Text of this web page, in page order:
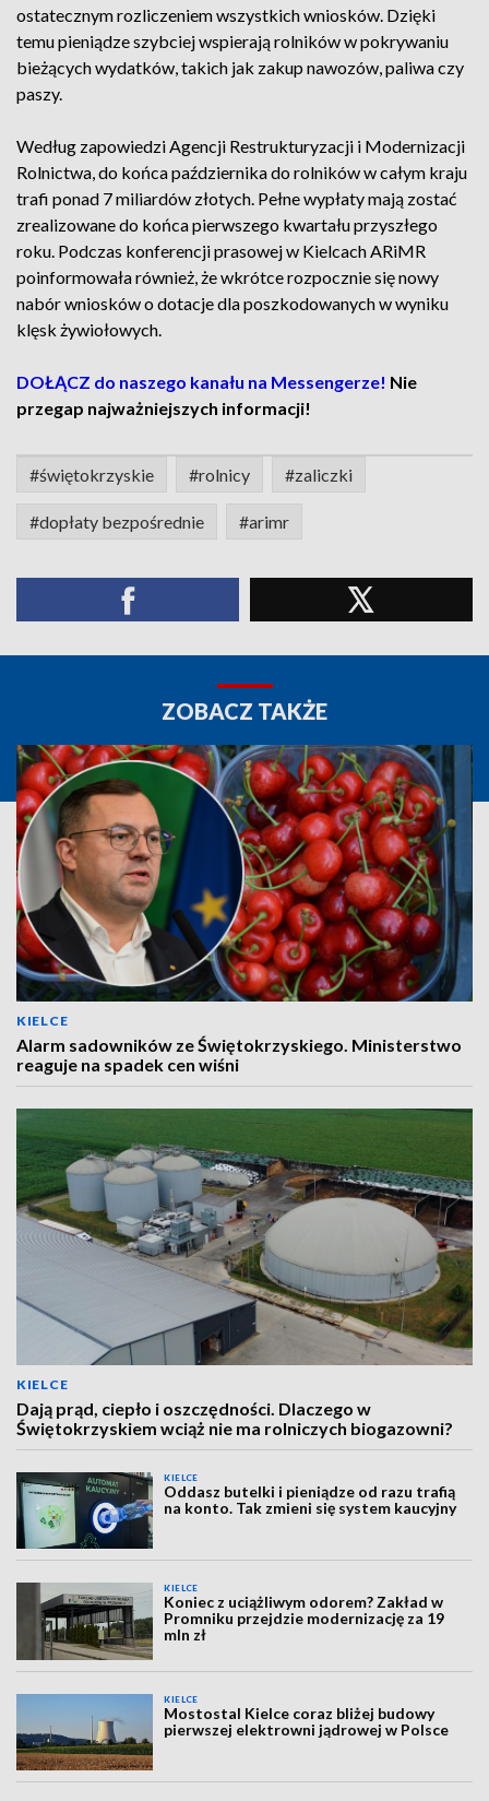
ostatecznym rozliczeniem wszystkich wniosków. Dzięki
temu pieniądze szybciej wspierają rolników w pokrywaniu
bieżących wydatków, takich jak zakup nawozów, paliwa czy
paszy.
Według zapowiedzi Agencji Restrukturyzacji i Modernizacji
Rolnictwa, do końca października do rolników w całym kraju
trafi ponad 7 miliardów złotych. Pełne wypłaty mają zostać
zrealizowane do końca pierwszego kwartału przyszłego
roku. Podczas konferencji prasowej w Kielcach ARiMR
poinformowała również, że wkrótce rozpocznie się nowy
nabór wniosków o dotacje dla poszkodowanych w wyniku
klęsk żywiołowych.
DOŁĄCZ do naszego kanału na Messengerze! Nie
przegap najważniejszych informacji!
#świętokrzyskie #rolnicy #zaliczki
#dopłaty bezpośrednie #arimr
ZOBACZ TAKŻE
KIELCE
Alarm sadowników ze Świętokrzyskiego. Ministerstwo
reaguje na spadek cen wiśni
KIELCE
Dają prąd, ciepło i oszczędności. Dlaczego w
Świętokrzyskiem wciąż nie ma rolniczych biogazowni?
KIELCE
Oddasz butelki i pieniądze od razu trafią
na konto. Tak zmieni się system kaucyjny
KIELCE
Koniec z uciążliwym odorem? Zakład w
Promniku przejdzie modernizację za 19
mln zł
KIELCE
Mostostal Kielce coraz bliżej budowy
pierwszej elektrowni jądrowej w Polsce